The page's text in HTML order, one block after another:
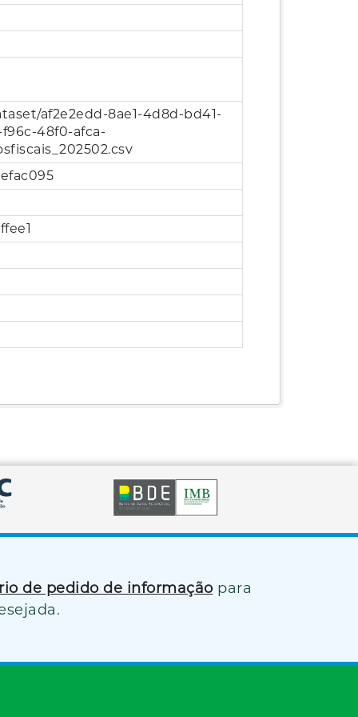
af2e2edd-8ae1-4d8d-bd41-
48f0-afca-
de pedido de informação para